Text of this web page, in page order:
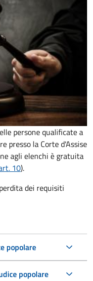
persone qualificate a
presso la Corte d'Assise
agli elenchi è gratuita
10).
dei requisiti
popolare
popolare